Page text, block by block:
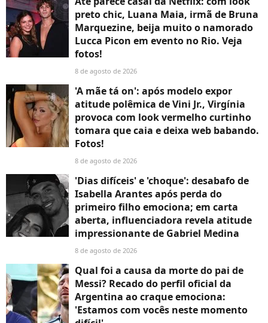
preto chic, Luana Maia, irmã de Bruna
Marquezine, beija muito o namorado
Lucca Picon em evento no Rio. Veja
fotos!
8 de agosto de 2026
'A mãe tá on': após modelo expor
atitude polêmica de Vini Jr., Virgínia
provoca com look vermelho curtinho
tomara que caia e deixa web babando.
Fotos!
8 de agosto de 2026
'Dias difíceis' e 'choque': desabafo de
Isabella Arantes após perda do
primeiro filho emociona; em carta
aberta, influenciadora revela atitude
impressionante de Gabriel Medina
8 de agosto de 2026
Qual foi a causa da morte do pai de
Messi? Recado do perfil oficial da
Argentina ao craque emociona:
'Estamos com vocês neste momento